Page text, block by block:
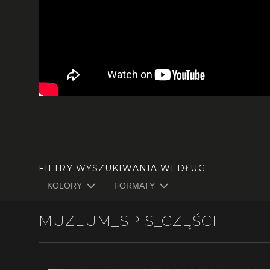
FILTRY WYSZUKIWANIA WEDŁUG
KOLORY FORMATY
MUZEUM_SPIS_CZĘŚCI